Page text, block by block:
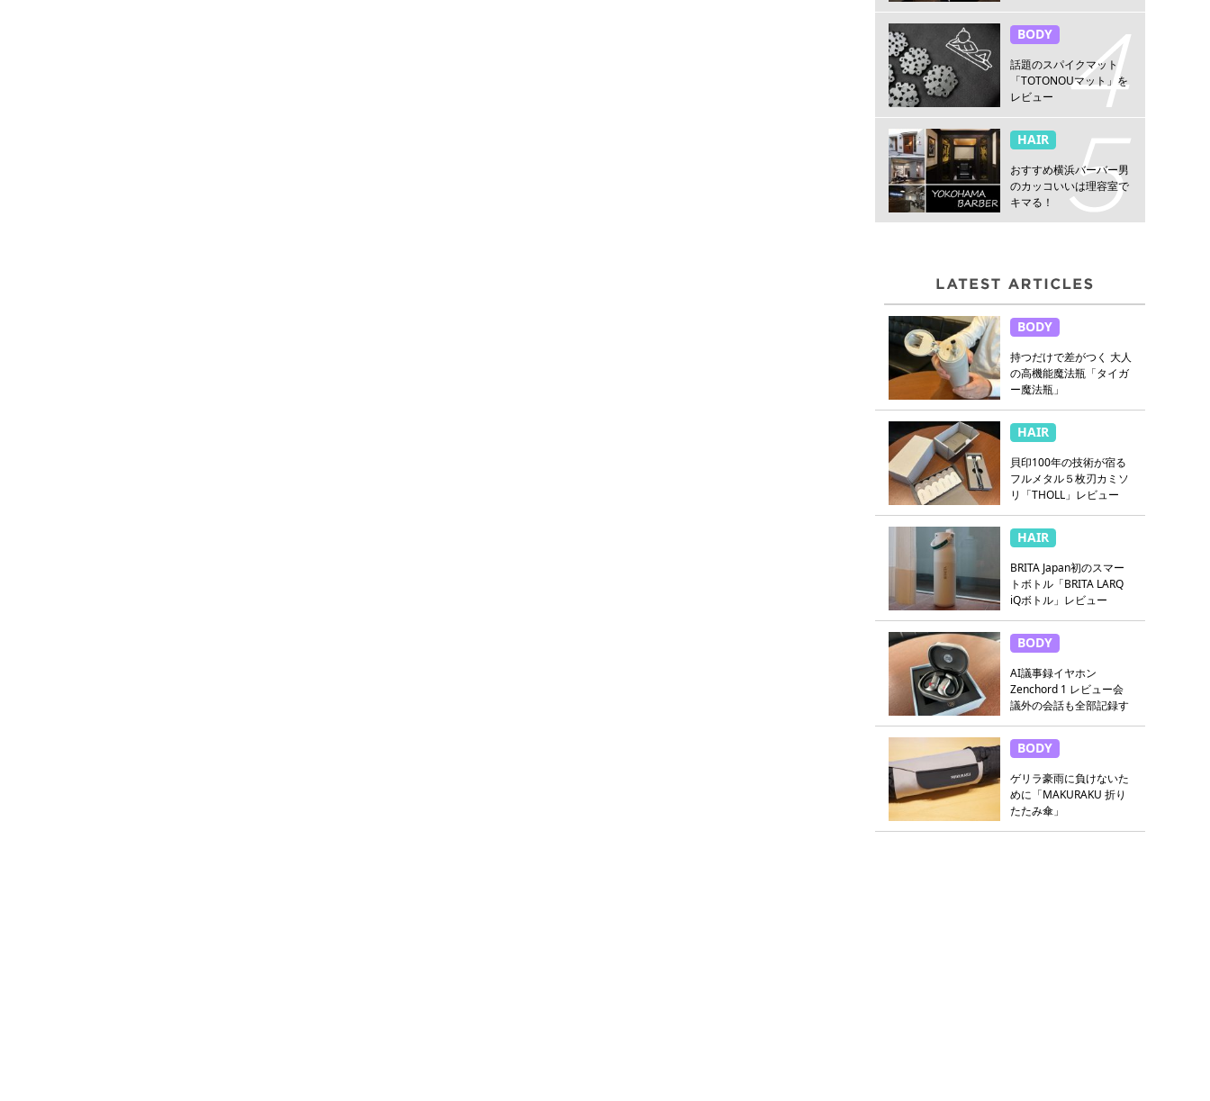
BARBER HANARE新宿
店」
BODY
話題のスパイクマット
「TOTONOUマット」を
レビュー
HAIR
おすすめ横浜バーバー男
のカッコいいは理容室で
キマる！
BODY
持つだけで差がつく 大人
の高機能魔法瓶「タイガ
ー魔法瓶」
HAIR
貝印100年の技術が宿る
フルメタル５枚刃カミソ
リ「THOLL」レビュー
HAIR
BRITA Japan初のスマー
トボトル「BRITA LARQ
iQボトル」レビュー
BODY
AI議事録イヤホン
Zenchord 1 レビュー会
議外の会話も全部記録す
BODY
ゲリラ豪雨に負けないた
めに「MAKURAKU 折り
たたみ傘」